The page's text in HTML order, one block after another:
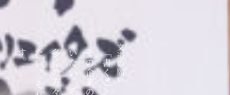
文道の願い